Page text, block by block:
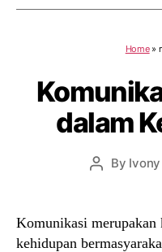
Home»
dalam
Post
By Ivony
Komunikasi merupakan
kehidupan